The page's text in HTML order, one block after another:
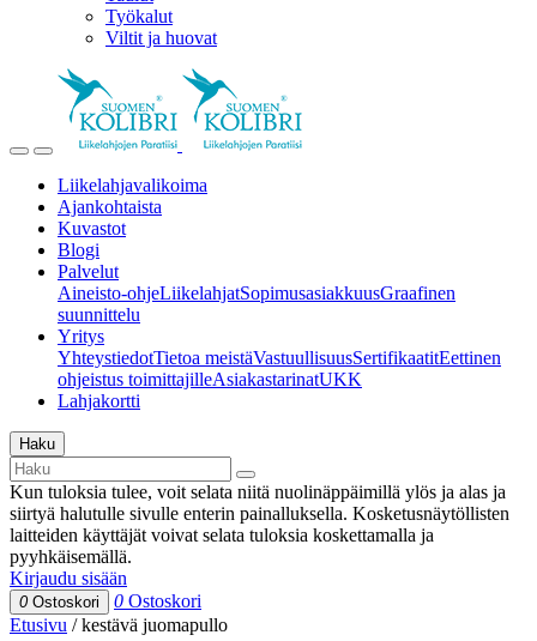
Työkalut
Viltit ja huovat
Liikelahjavalikoima
Ajankohtaista
Kuvastot
Blogi
Palvelut
Aineisto-ohjeLiikelahjatSopimusasiakkuusGraafinen
suunnittelu
Yritys
YhteystiedotTietoa meistäVastuullisuusSertifikaatitEettinen
ohjeistus toimittajilleAsiakastarinatUKK
Lahjakortti
Haku
Kun tuloksia tulee, voit selata niitä nuolinäppäimillä ylös ja alas ja
siirtyä halutulle sivulle enterin painalluksella. Kosketusnäytöllisten
laitteiden käyttäjät voivat selata tuloksia koskettamalla ja
pyyhkäisemällä.
Kirjaudu sisään
0 Ostoskori 0 Ostoskori
Etusivu /kestävä juomapullo